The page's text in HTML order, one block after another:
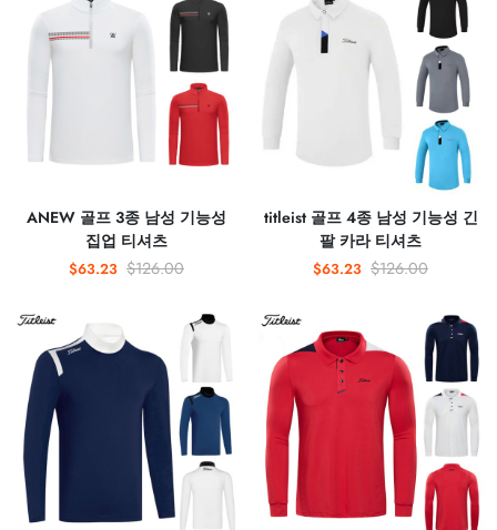
ANEW 골프 3종 남성 기능성
집업 티셔츠
$63.23 $126.00
titleist 골프 4종 남성 기능성 긴
팔 카라 티셔츠
$63.23 $126.00